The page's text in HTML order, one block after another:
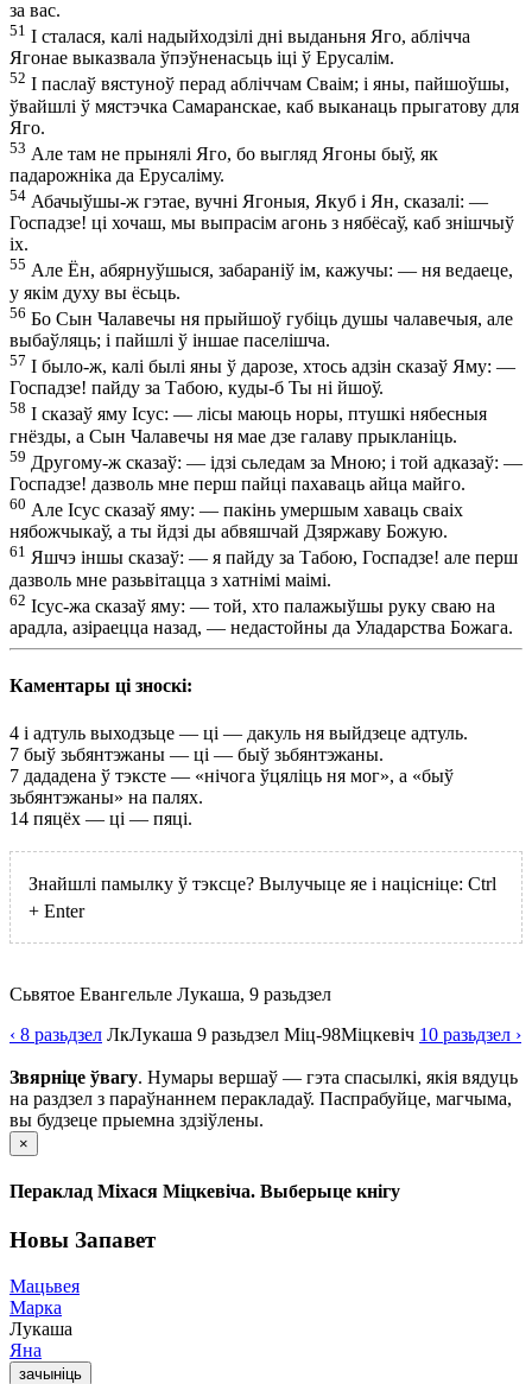
за вас.
51 І сталася, калі надыйходзілі дні выданьня Яго, аблічча
Ягонае выказвала ўпэўненасьць іці ў Ерусалім.
52 І паслаў вястуноў перад абліччам Сваім; і яны, пайшоўшы,
ўвайшлі ў мястэчка Самаранскае, каб выканаць прыгатову для
Яго.
53 Але там не прынялі Яго, бо выгляд Ягоны быў, як
падарожніка да Ерусаліму.
54 Абачыўшы-ж гэтае, вучні Ягоныя, Якуб і Ян, сказалі: —
Госпадзе! ці хочаш, мы выпрасім агонь з нябёсаў, каб знішчыў
іх.
55 Але Ён, абярнуўшыся, забараніў ім, кажучы: — ня ведаеце,
у якім духу вы ёсьць.
56 Бо Сын Чалавечы ня прыйшоў губіць душы чалавечыя, але
выбаўляць; і пайшлі ў іншае паселішча.
57 І было-ж, калі былі яны ў дарозе, хтось адзін сказаў Яму: —
Госпадзе! пайду за Табою, куды-б Ты ні йшоў.
58 І сказаў яму Ісус: — лісы маюць норы, птушкі нябесныя
гнёзды, а Сын Чалавечы ня мае дзе галаву прыкланіць.
59 Другому-ж сказаў: — ідзі сьледам за Мною; і той адказаў: —
Госпадзе! дазволь мне перш пайці пахаваць айца майго.
60 Але Ісус сказаў яму: — пакінь умершым хаваць сваіх
нябожчыкаў, а ты йдзі ды абвяшчай Дзяржаву Божую.
61 Яшчэ іншы сказаў: — я пайду за Табою, Госпадзе! але перш
дазволь мне разьвітацца з хатнімі маімі.
62 Ісус-жа сказаў яму: — той, хто палажыўшы руку сваю на
арадла, азіраецца назад, — недастойны да Уладарства Божага.
Каментары ці зноскі:
4 і адтуль выходзьце — ці — дакуль ня выйдзеце адтуль.
7 быў зьбянтэжаны — ці — быў зьбянтэжаны.
7 дададена ў тэксте — «нічога ўцяліць ня мог», а «быў
зьбянтэжаны» на палях.
14 пяцёх — ці — пяці.
Знайшлі памылку ў тэксце? Вылучыце яе і націсніце: Ctrl
+ Enter
Сьвятое Евангельле Лукаша, 9 разьдзел
‹ 8 разьдзел ЛкЛукаша 9 разьдзел Міц-98Міцкевіч 10 разьдзел ›
Звярніце ўвагу. Нумары вершаў — гэта спасылкі, якія вядуць
на раздзел з параўнаннем перакладаў. Паспрабуйце, магчыма,
вы будзеце прыемна здзіўлены.
×
Пераклад Міхася Міцкевіча. Выберыце кнігу
Новы Запавет
Мацьвея
Марка
Лукаша
Яна
зачыніць